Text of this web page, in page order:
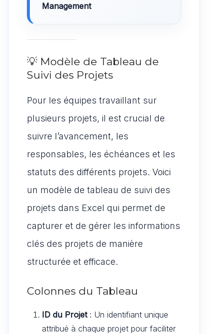
Management
💡 Modèle de Tableau de
Suivi des Projets
Pour les équipes travaillant sur
plusieurs projets, il est crucial de
suivre l’avancement, les
responsables, les échéances et les
statuts des différents projets. Voici
un modèle de tableau de suivi des
projets dans Excel qui permet de
capturer et de gérer les informations
clés des projets de manière
structurée et efficace.
Colonnes du Tableau
ID du Projet: Un identifiant unique
attribué à chaque projet pour faciliter